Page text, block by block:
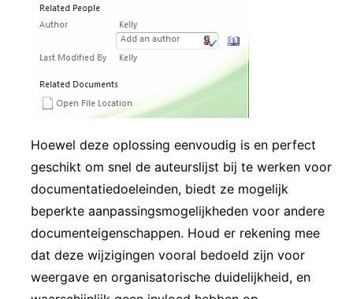
Hoewel deze oplossing eenvoudig is en perfect
geschikt om snel de auteurslijst bij te werken voor
documentatiedoeleinden, biedt ze mogelijk
beperkte aanpassingsmogelijkheden voor andere
documenteigenschappen. Houd er rekening mee
dat deze wijzigingen vooral bedoeld zijn voor
weergave en organisatorische duidelijkheid, en